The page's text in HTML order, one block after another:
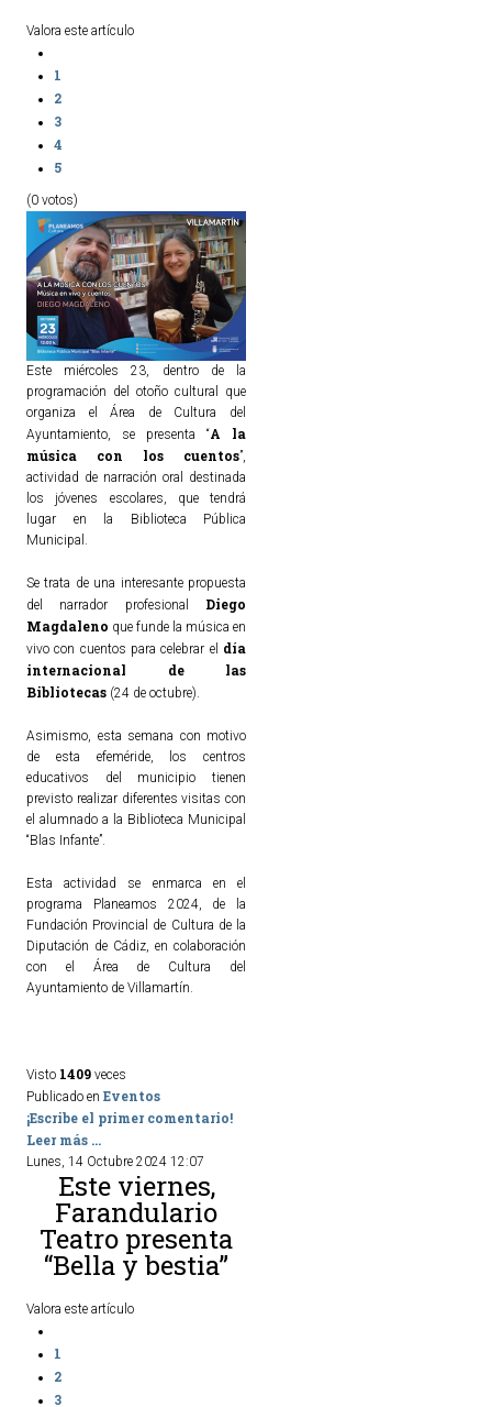
Valora este artículo
1
2
3
4
5
(0 votos)
Este miércoles 23, dentro de la
programación del otoño cultural que
organiza el Área de Cultura del
Ayuntamiento, se presenta “A la
música con los cuentos”,
actividad de narración oral destinada
los jóvenes escolares, que tendrá
lugar en la Biblioteca Pública
Municipal.
Se trata de una interesante propuesta
del narrador profesional Diego
Magdaleno que funde la música en
vivo con cuentos para celebrar el día
internacional de las
Bibliotecas (24 de octubre).
Asimismo, esta semana con motivo
de esta efeméride, los centros
educativos del municipio tienen
previsto realizar diferentes visitas con
el alumnado a la Biblioteca Municipal
“Blas Infante”.
Esta actividad se enmarca en el
programa Planeamos 2024, de la
Fundación Provincial de Cultura de la
Diputación de Cádiz, en colaboración
con el Área de Cultura del
Ayuntamiento de Villamartín.
Visto 1409 veces
Publicado en Eventos
¡Escribe el primer comentario!
Leer más ...
Lunes, 14 Octubre 2024 12:07
Este viernes,
Farandulario
Teatro presenta
“Bella y bestia”
Valora este artículo
1
2
3